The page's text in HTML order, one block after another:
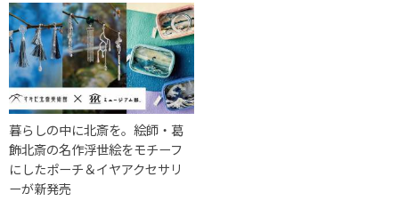
暮らしの中に北斎を。絵師・葛
飾北斎の名作浮世絵をモチーフ
にしたポーチ＆イヤアクセサリ
ーが新発売